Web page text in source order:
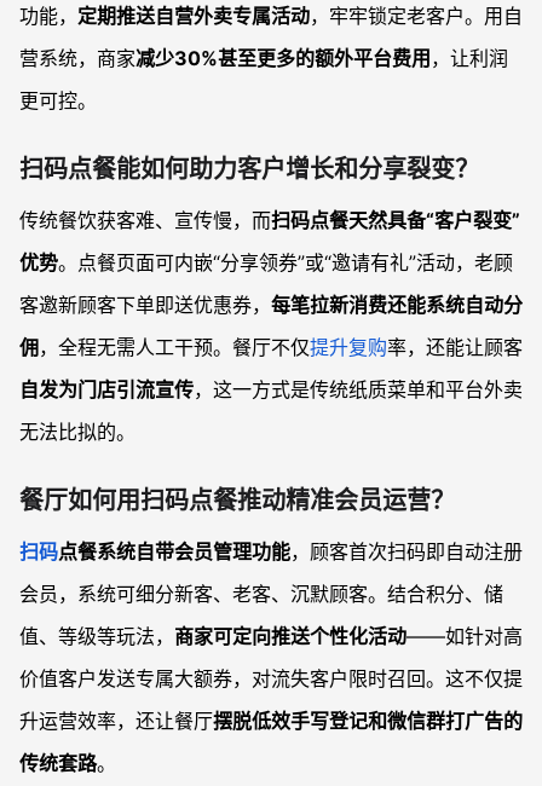
功能， 定期推送自营外卖专属活动，牢牢锁定老客户。用自
营系统，商家减少30%甚至更多的额外平台费用 ，让利润
更可控。
扫码点餐能如何助力客户增长和分享裂变？
传统餐饮获客难、宣传慢，而扫码点餐天然具备“客户裂变”
优势。点餐页面可内嵌“分享领券”或“邀请有礼”活动，老顾
客邀新顾客下单即送优惠券， 每笔拉新消费还能系统自动分
佣，全程无需人工干预。餐厅不仅提升复购率，还能让顾客
自发为门店引流宣传，这一方式是传统纸质菜单和平台外卖
无法比拟的。
餐厅如何用扫码点餐推动精准会员运营？
扫码点餐系统自带会员管理功能，顾客首次扫码即自动注册
会员，系统可细分新客、老客、沉默顾客。结合积分、储
值、等级等玩法， 商家可定向推送个性化活动——如针对高
价值客户发送专属大额券，对流失客户限时召回。这不仅提
升运营效率，还让餐厅摆脱低效手写登记和微信群打广告的
传统套路。